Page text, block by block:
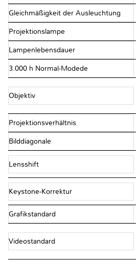
Gleichmäßigkeit der Ausleuchtung
Projektionslampe
Lampenlebensdauer
3.000 h Normal-Modede
Objektiv
Projektionsverhältnis
Bilddiagonale
Lensshift
Keystone-Korrektur
Grafikstandard
Videostandard